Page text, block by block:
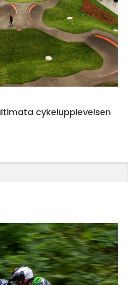
cykelupplevelsen